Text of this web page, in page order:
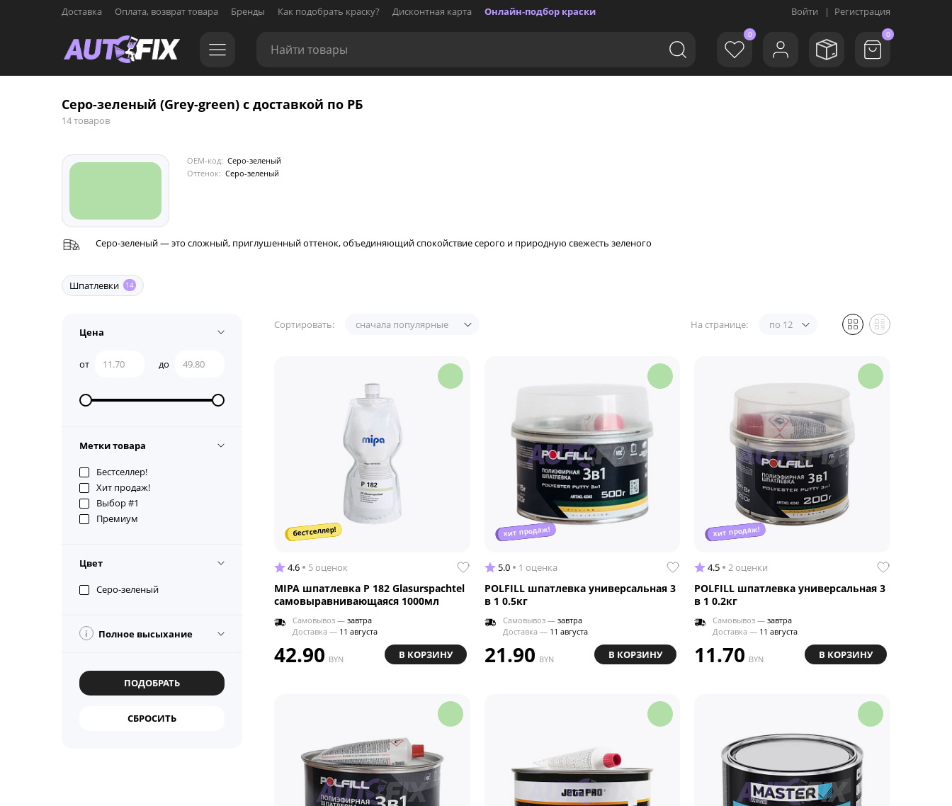
Доставка Оплата, возврат товара Бренды Как подобрать краску? Дисконтная карта Онлайн-подбор краски Войти | Регистрация
0 0
Серо-зеленый (Grey-green) с доставкой по РБ
14 товаров
OEM-код: Серо-зеленый
Оттенок: Серо-зеленый
Серо-зеленый — это сложный, приглушенный оттенок, объединяющий спокойствие серого и природную свежесть зеленого
Шпатлевки 14
Цена
от до
Метки товара
Бестселлер!
Хит продаж!
Выбор #1
Премиум
Цвет
Серо-зеленый
i Полное высыхание
Сортировать: сначала популярные На странице: по 12
бестселлер!
4.6 5 оценок
MIPA шпатлевка P 182 Glasurspachtel
самовыравнивающаяся 1000мл
Самовывоз — завтра
Доставка — 11 августа
42.90 BYN В КОРЗИНУ
хит продаж!
5.0 1 оценка
POLFILL шпатлевка универсальная 3
в 1 0.5кг
Самовывоз — завтра
Доставка — 11 августа
21.90 BYN В КОРЗИНУ
хит продаж!
4.5 2 оценки
POLFILL шпатлевка универсальная 3
в 1 0.2кг
Самовывоз —завтра
Доставка — 11 августа
11.70 BYN В КОРЗИНУ